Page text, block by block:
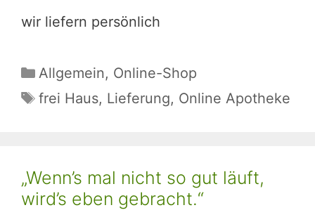
wir liefern persönlich
Kategorien
Allgemein, Online-Shop
Schlagwörter
frei Haus, Lieferung, Online Apotheke
„Wenn’s mal nicht so gut läuft,
wird’s eben gebracht.“